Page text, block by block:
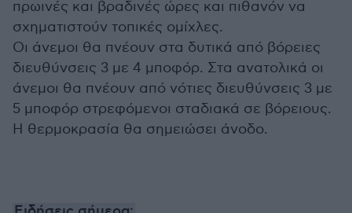
πρωινές και βραδινές ώρες και πιθανόν να
σχηματιστούν τοπικές ομίχλες.
Οι άνεμοι θα πνέουν στα δυτικά από βόρειες
διευθύνσεις 3 με 4 μποφόρ. Στα ανατολικά οι
άνεμοι θα πνέουν από νότιες διευθύνσεις 3 με
5 μποφόρ στρεφόμενοι σταδιακά σε βόρειους.
Η θερμοκρασία θα σημειώσει άνοδο.